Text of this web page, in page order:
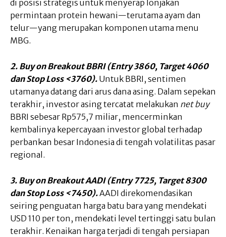
di posisi strategis untuk menyerap lonjakan
permintaan protein hewani—terutama ayam dan
telur—yang merupakan komponen utama menu
MBG.
2. Buy on Breakout BBRI (Entry 3860, Target 4060
dan Stop Loss <3760). Untuk BBRI, sentimen
utamanya datang dari arus dana asing. Dalam sepekan
terakhir, investor asing tercatat melakukan net buy
BBRI sebesar Rp575,7 miliar, mencerminkan
kembalinya kepercayaan investor global terhadap
perbankan besar Indonesia di tengah volatilitas pasar
regional.
3. Buy on Breakout AADI (Entry 7725, Target 8300
dan Stop Loss <7450).AADI direkomendasikan
seiring penguatan harga batu bara yang mendekati
USD 110 per ton, mendekati level tertinggi satu bulan
terakhir. Kenaikan harga terjadi di tengah persiapan